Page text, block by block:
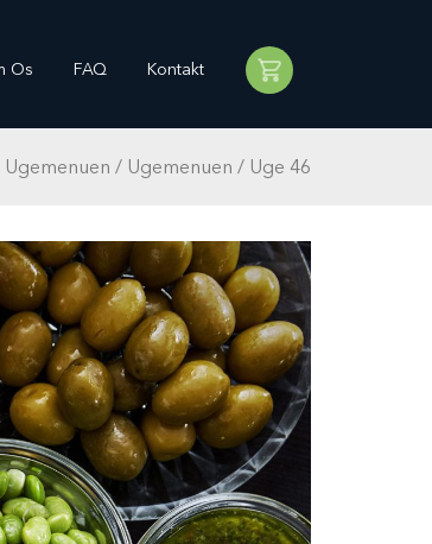
Os FAQ Kontakt
Ugemenuen / Ugemenuen / Uge 46